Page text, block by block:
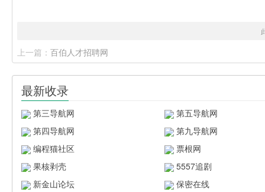
上一篇： 百伯人才招聘网
最新收录
第三导航网
第五导航网
第四导航网
第九导航网
编程猫社区
票根网
果核剥壳
5557追剧
新金山论坛
保密在线